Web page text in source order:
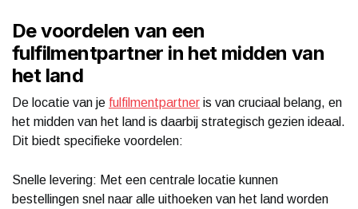
De voordelen van een
fulfilmentpartner in het midden van
het land
De locatie van je fulfilmentpartner is van cruciaal belang, en
het midden van het land is daarbij strategisch gezien ideaal.
Dit biedt specifieke voordelen:
Snelle levering: Met een centrale locatie kunnen
bestellingen snel naar alle uithoeken van het land worden